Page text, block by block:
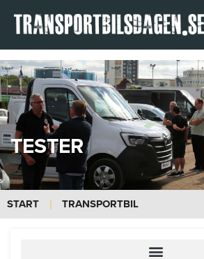
innehåll
TESTER
START TRANSPORTBIL